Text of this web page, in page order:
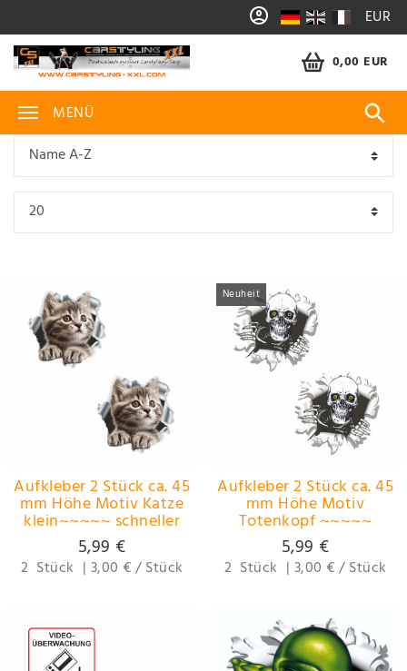
EUR
0,00 EUR
MENÜ
Aufkleber 2 Stück ca. 45
mm Höhe Motiv Katze
klein~~~~~ schneller
Versand innerhalb 24
Stunden ~~~~~
5,99 €
2 Stück | 3,00 € / Stück
Neuheit
Aufkleber 2 Stück ca. 45
mm Höhe Motiv
Totenkopf ~~~~~
schneller Versand
innerhalb 24 Stunden
~~~~~
5,99 €
2 Stück | 3,00 € / Stück